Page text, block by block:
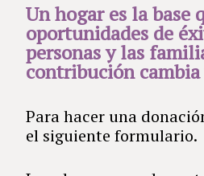
Un hogar es la base
oportunidades de
personas y las
contribución cambia
Para hacer una
el siguiente formulario.